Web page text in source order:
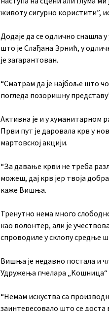
животу сигурно користити”,
Додаје да се одлично снашла
што је Слађана Зрнић, у
је загарантован.
“Сматрам да је најбоље што
погледа позоришну
Активна је и у хуманитарном
Први пут је даровала крв у
мартовској акцији.
“За давање крви не треба
можеш, дај крв јер твоја
каже Вишња.
Тренутно нема много
као волонтер, али је
спроводиле у склопу средње
Вишња је недавно постала и
Удружења пчелара „Kошница“
“Немам искуства са
заинтересовало што се